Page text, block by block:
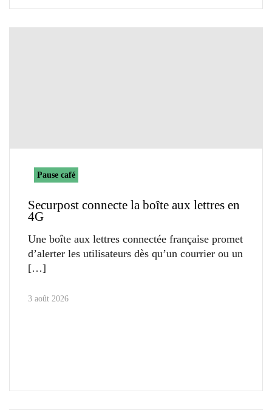
Pause café
Securpost connecte la boîte aux lettres en
4G
Une boîte aux lettres connectée française promet
d’alerter les utilisateurs dès qu’un courrier ou un
3 août 2026